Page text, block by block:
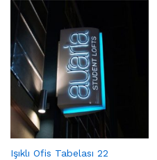
Işıklı Ofis Tabelası 22